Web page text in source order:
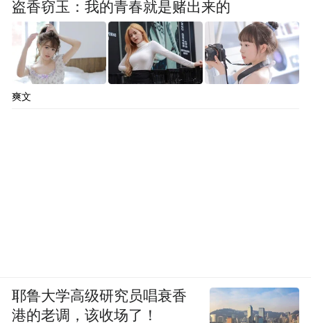
盗香窃玉：我的青春就是赌出来的
爽文
耶鲁大学高级研究员唱衰香
港的老调，该收场了！